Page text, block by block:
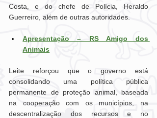
Costa, e do chefe de Polícia, Heraldo
Guerreiro, além de outras autoridades.
Apresentação – RS Amigo dos
Animais
Leite reforçou que o governo está
consolidando uma política pública
permanente de proteção animal, baseada
na cooperação com os municípios, na
descentralização dos recursos e no